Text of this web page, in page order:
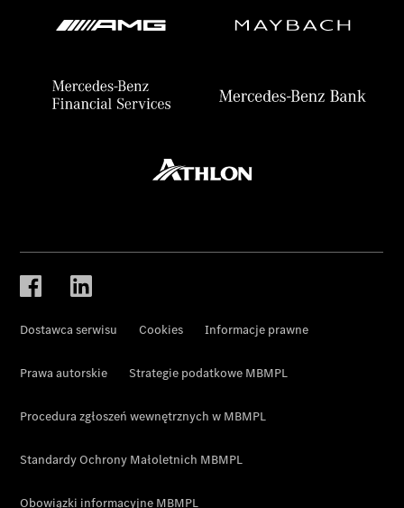
Dostawca serwisu Cookies Informacje prawne
Prawa autorskie Strategie podatkowe MBMPL
Procedura zgłoszeń wewnętrznych w MBMPL
Standardy Ochrony Małoletnich MBMPL
Obowiązki informacyjne MBMPL